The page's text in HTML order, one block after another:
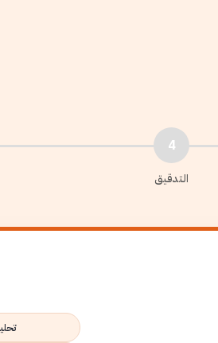
4
التدقيق